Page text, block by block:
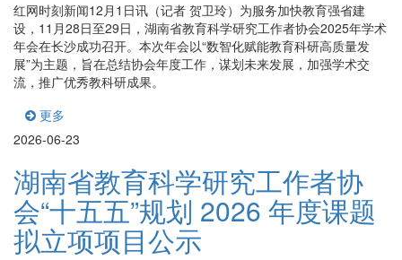
红网时刻新闻12月1日讯（记者 贺卫玲）为服务加快教育强省建
设，11月28日至29日，湖南省教育科学研究工作者协会2025年学术
年会在长沙成功召开。本次年会以“数智化赋能教育科研高质量发
展”为主题，旨在总结协会年度工作，谋划未来发展，加强学术交
流，推广优秀教科研成果。
更多
2026-06-23
湖南省教育科学研究工作者协
会“十五五”规划 2026 年度课题
拟立项项目公示